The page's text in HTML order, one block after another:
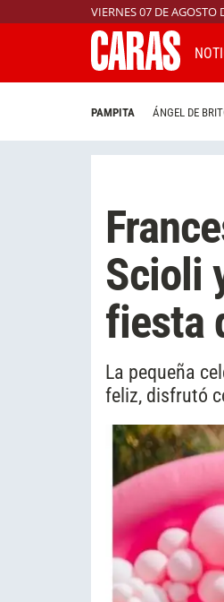
VIERNES 07 DE AGOSTO
PAMPITA ÁNGEL DE
Scioli
fiesta
La pequeña
feliz, disfrutó